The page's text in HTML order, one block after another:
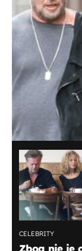
CELEBRITY
Zbog nje je